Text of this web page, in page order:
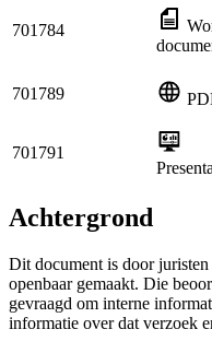
701784
701789
701791
Achtergrond
Dit document is door
openbaar gemaakt. Die
gevraagd om interne
informatie over dat verzoek